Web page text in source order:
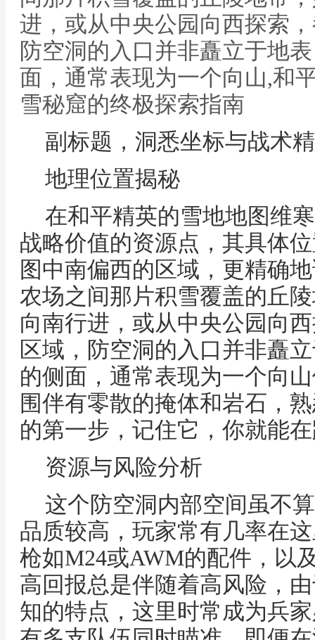
进，或从中央公园向西探索
防空洞的入口并非矗立于地
面，通常表现为一个向山,和
雪秘窟的终极探索指南
副标题，洞悉坐标与战术
地理位置揭秘
在和平精英的雪地地图维
战略价值的资源点，其具体
图中南偏西的区域，更精确
农场之间那片积雪覆盖的丘
向南行进，或从中央公园向
区域，防空洞的入口并非矗
的侧面，通常表现为一个向
围伴有零散的掩体和岩石，
的第一步，记住它，你就能
资源与风险分析
这个防空洞内部空间虽不
品质较高，玩家常有几率在
枪如M24或AWM的配件，以
高回报总是伴随着高风险，
知的特点，这里时常成为兵